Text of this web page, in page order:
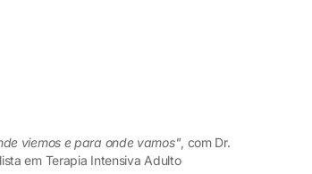
viemos e para onde vamos", com Dr.
em Terapia Intensiva Adulto